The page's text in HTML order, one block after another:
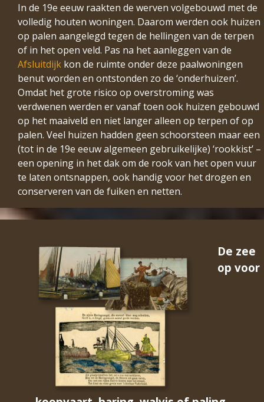
In de 19e eeuw raakten de werven volgebouwd met de
volledig houten woningen. Daarom werden ook huizen
op palen aangelegd tegen de hellingen van de terpen
of in het open veld. Pas na het aanleggen van de
Afsluitdijk kon de ruimte onder deze paalwoningen
benut worden en ontstonden zo de ‘onderhuizen’.
Omdat het grote risico op overstroming was
verdwenen werden er vanaf toen ook huizen gebouwd
op het maaiveld en niet langer alleen op terpen of op
palen. Veel huizen hadden geen schoorsteen maar een
(tot in de 19e eeuw algemeen gebruikelijke) ‘rookkist’ –
een opening in het dak om de rook van het open vuur
te laten ontsnappen, ook handig voor het drogen en
conserveren van de fuiken en netten.
De zee
op voor